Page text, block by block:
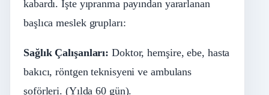
kabardı. İşte yıpranma payından yararlanan
başlıca meslek grupları:
Sağlık Çalışanları: Doktor, hemşire, ebe, hasta
bakıcı, röntgen teknisyeni ve ambulans
şoförleri. (Yılda 60 gün).